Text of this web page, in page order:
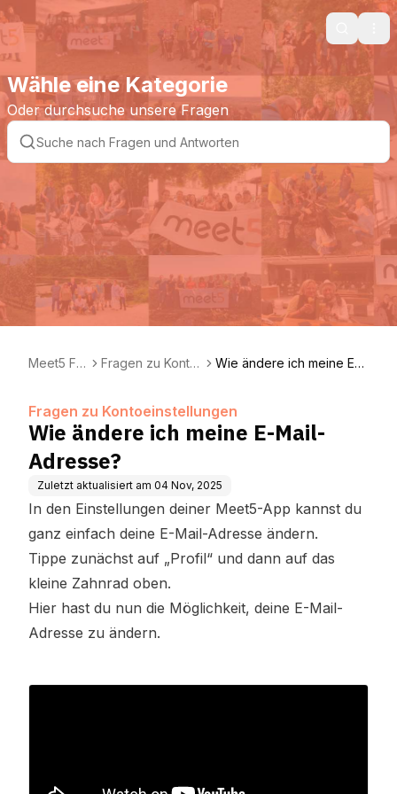
Search
Wähle eine Kategorie
Oder durchsuche unsere Fragen
Meet5 FA
Fragen zu Konto
Wie ändere ich meine E-
Fragen zu Kontoeinstellungen
Wie ändere ich meine E-Mail-
Adresse?
Zuletzt aktualisiert am 04 Nov, 2025
In den Einstellungen deiner Meet5-App kannst du
ganz einfach deine E-Mail-Adresse ändern.
Tippe zunächst auf „Profil“ und dann auf das
kleine Zahnrad oben.
Hier hast du nun die Möglichkeit, deine E-Mail-
Adresse zu ändern.